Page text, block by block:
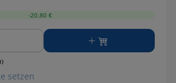
-20,80 €
setzen